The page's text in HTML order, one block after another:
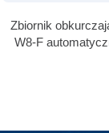
Zbiornik
W8-F